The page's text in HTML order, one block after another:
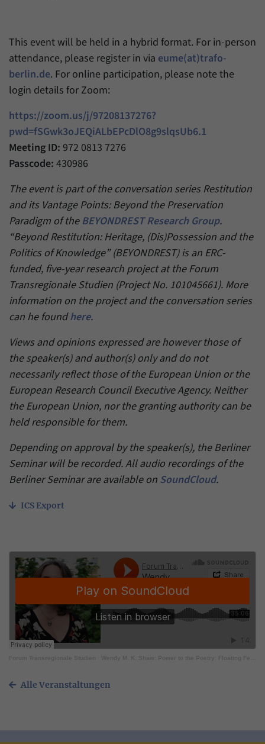
This event will be held in a hybrid format. For in-person
attendance, please register in via eume(at)trafo-
berlin.de. For online participation, please note the
login details for Zoom:
https://zoom.us/j/97208137276?
pwd=fSGwk3oJEQiALbEPcDlO8g9slqsUb6.1
Meeting ID: 972 0813 7276
Passcode: 430986
The event is part of the conversation series Restitution
and its Vantage Points: Beyond the Preservation
Paradigm of theBEYONDREST Research Group.
“Beyond Restitution: Heritage, (Dis)Possession and the
Politics of Knowledge” (BEYONDREST) is an ERC-
funded, five-year research project at the Forum
Transregionale Studien (Project No. 101045661). More
information on the project and the conversation series
can he foundhere.
Views and opinions expressed are however those of
the speaker(s) and author(s) only and do not
necessarily reflect those of the European Union or the
European Research Council Executive Agency. Neither
the European Union, nor the granting authority can be
held responsible for them.
Depending on approval by the speaker(s), the Berliner
Seminar will be recorded. All audio recordings of the
Berliner Seminar are available on SoundCloud.
ICS Export
Alle Veranstaltungen